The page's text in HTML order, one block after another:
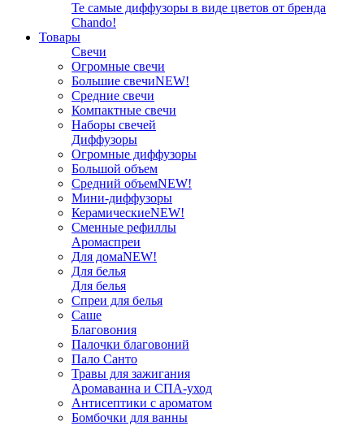
Те самые диффузоры в виде цветов от бренда
Chando!
Товары
Свечи
Огромные свечи
Большие свечиNEW!
Средние свечи
Компактные свечи
Наборы свечей
Диффузоры
Огромные диффузоры
Большой объем
Средний объемNEW!
Мини-диффузоры
КерамическиеNEW!
Сменные рефиллы
Аромаспреи
Для домаNEW!
Для белья
Для белья
Спреи для белья
Саше
Благовония
Палочки благовоний
Пало Санто
Травы для зажигания
Аромаванна и СПА-уход
Антисептики с ароматом
Бомбочки для ванны